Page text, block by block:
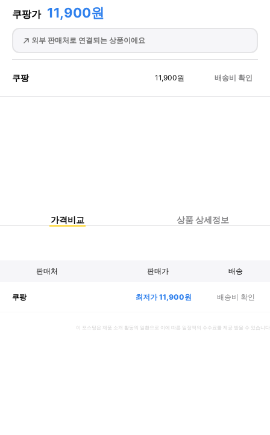
쿠팡가 11,900원
외부 판매처로 연결되는 상품이에요
쿠팡 11,900원 배송비 확인
가격비교 상품 상세정보
판매처 판매가 배송
쿠팡 최저가11,900원 배송비 확인
이 포스팅은 제품 소개 활동의 일환으로 이에 따른 일정액의 수수료를 제공 받을 수 있습니다